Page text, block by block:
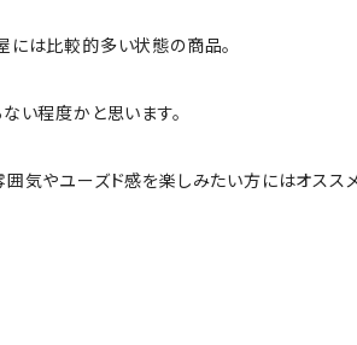
は比較的多い状態の商品。
い程度かと思います。
気やユーズド感を楽しみたい方にはオスス